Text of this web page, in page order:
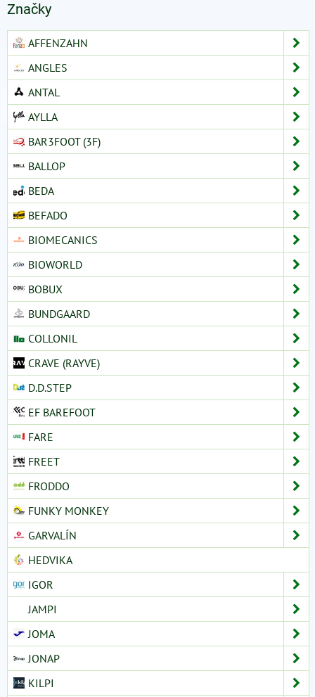
Značky
AFFENZAHN
ANGLES
ANTAL
AYLLA
BAR3FOOT (3F)
BALLOP
BEDA
BEFADO
BIOMECANICS
BIOWORLD
BOBUX
BUNDGAARD
COLLONIL
CRAVE (RAYVE)
D.D.STEP
EF BAREFOOT
FARE
FREET
FRODDO
FUNKY MONKEY
GARVALÍN
HEDVIKA
IGOR
JAMPI
JOMA
JONAP
KILPI